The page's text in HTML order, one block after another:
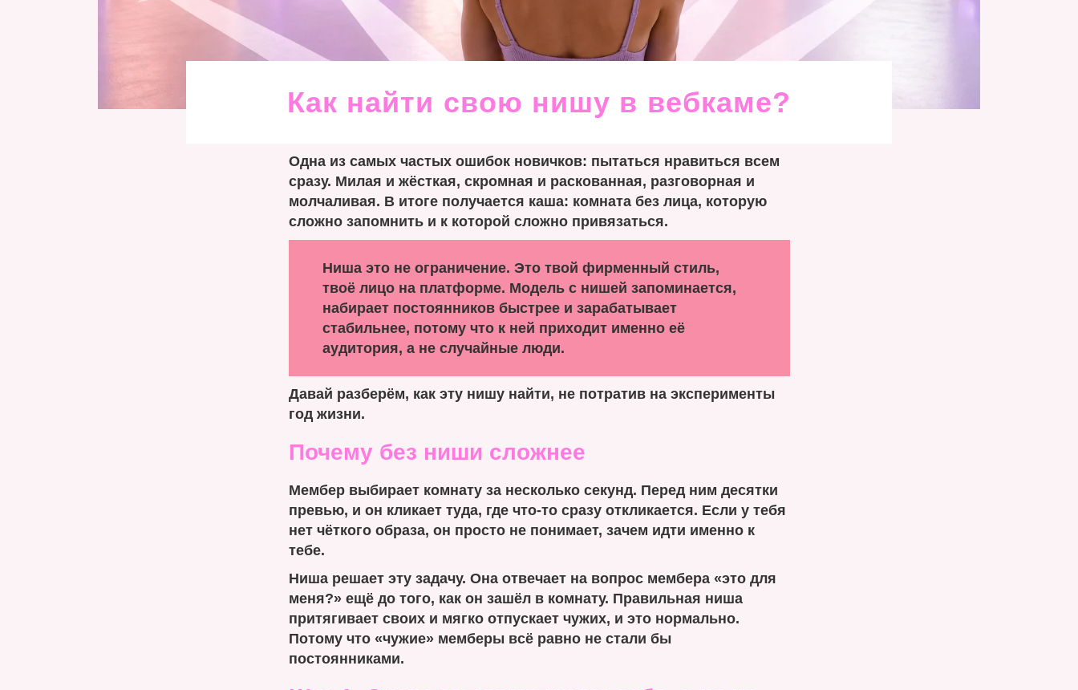
Как найти свою нишу в вебкаме?
Одна из самых частых ошибок новичков: пытаться нравиться всем
сразу. Милая и жёсткая, скромная и раскованная, разговорная и
молчаливая. В итоге получается каша: комната без лица, которую
сложно запомнить и к которой сложно привязаться.
Ниша это не ограничение. Это твой фирменный стиль,
твоё лицо на платформе. Модель с нишей запоминается,
набирает постоянников быстрее и зарабатывает
стабильнее, потому что к ней приходит именно её
аудитория, а не случайные люди.
Давай разберём, как эту нишу найти, не потратив на эксперименты
год жизни.
Почему без ниши сложнее
Мембер выбирает комнату за несколько секунд. Перед ним десятки
превью, и он кликает туда, где что-то сразу откликается. Если у тебя
нет чёткого образа, он просто не понимает, зачем идти именно к
тебе.
Ниша решает эту задачу. Она отвечает на вопрос мембера «это для
меня?» ещё до того, как он зашёл в комнату. Правильная ниша
притягивает своих и мягко отпускает чужих, и это нормально.
Потому что «чужие» мемберы всё равно не стали бы
постоянниками.